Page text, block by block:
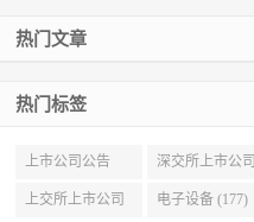
热门文章
热门标签
上市公司公告
(321)
深交所上市公司
(215)
上交所上市公司 电子设备 (177)